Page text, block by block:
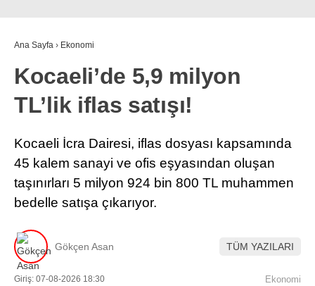
Ana Sayfa › Ekonomi
Kocaeli’de 5,9 milyon
TL’lik iflas satışı!
Kocaeli İcra Dairesi, iflas dosyası kapsamında
45 kalem sanayi ve ofis eşyasından oluşan
taşınırları 5 milyon 924 bin 800 TL muhammen
bedelle satışa çıkarıyor.
Gökçen Asan TÜM YAZILARI
Giriş: 07-08-2026 18:30
Ekonomi